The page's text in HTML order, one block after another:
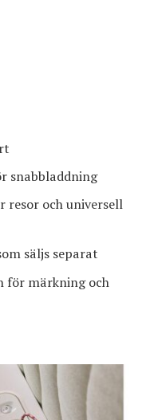
snabbladdning
och universell
säljs separat
för märkning och